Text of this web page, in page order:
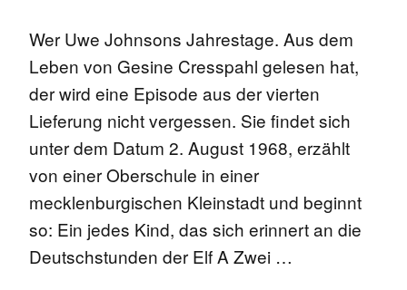
Wer Uwe Johnsons Jahrestage. Aus dem
Leben von Gesine Cresspahl gelesen hat,
der wird eine Episode aus der vierten
Lieferung nicht vergessen. Sie findet sich
unter dem Datum 2. August 1968, erzählt
von einer Oberschule in einer
mecklenburgischen Kleinstadt und beginnt
so: Ein jedes Kind, das sich erinnert an die
Deutschstunden der Elf A Zwei …